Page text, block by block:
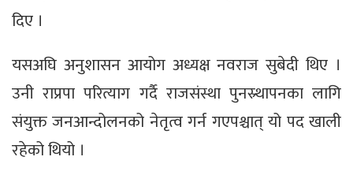
दिए ।
यसअघि अनुशासन आयोग अध्यक्ष नवराज सुबेदी थिए ।
उनी राप्रपा परित्याग गर्दै राजसंस्था पुनस्र्थापनका लागि
संयुक्त जनआन्दोलनको नेतृत्व गर्न गएपश्चात् यो पद खाली
रहेको थियो ।